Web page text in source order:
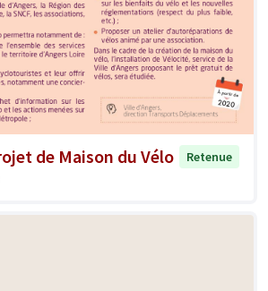
de Maison du Vélo
Retenue